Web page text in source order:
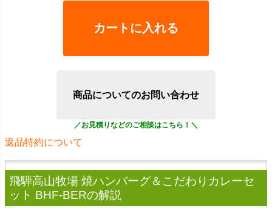
カートに入れる
商品についてのお問い合わせ
返品特約について
飛騨高山牧場 焼ハンバーグ＆こだわりカレーセ
ット BHF-BERの解説